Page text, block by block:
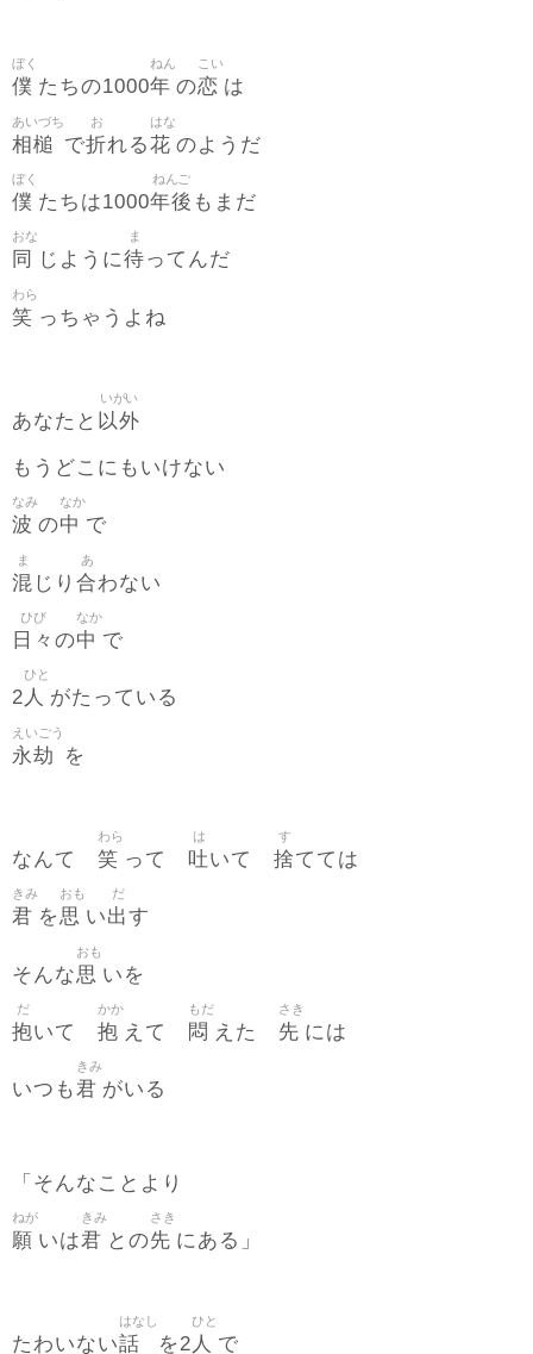
僕
ぼく
たちの1000年
ねん
の恋
こい
は
相槌
あいづち
で折
お
れる花
はな
のようだ
僕
ぼく
たちは1000年後
ねんご
もまだ
同
おな
じように待
ま
ってんだ
笑
わら
っちゃうよね
あなたと 以外
いがい
もうどこにもいけない
波
なみ
の中
なか
で
混
ま
じり 合
あ
わない
日々
ひび
の中
なか
で
2 人
ひと
がたっている
永劫
えいごう
を
なんて 笑
わら
って 吐
は
いて 捨
す
てては
君
きみ
を思
おも
い出
だ
す
そんな思
おも
いを
抱
だ
いて 抱
かか
えて 悶
もだ
えた 先
さき
には
いつも君
きみ
がいる
「そんなことより
願
ねが
いは君
きみ
との先
さき
にある」
たわいない話
はなし
を2 人
ひと
で